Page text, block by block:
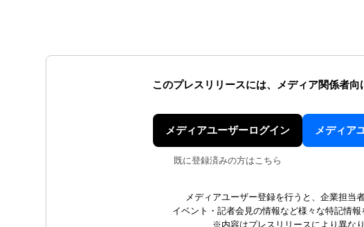
このプレスリリースには、 メディア関係者向
メディアユーザーログイン
既に登録済みの方はこちら
メディア
メディアユーザー登録を行うと、企業担当
イベント・記者会見の情報など様々な特記情報
※内容はプレスリリースにより異なり